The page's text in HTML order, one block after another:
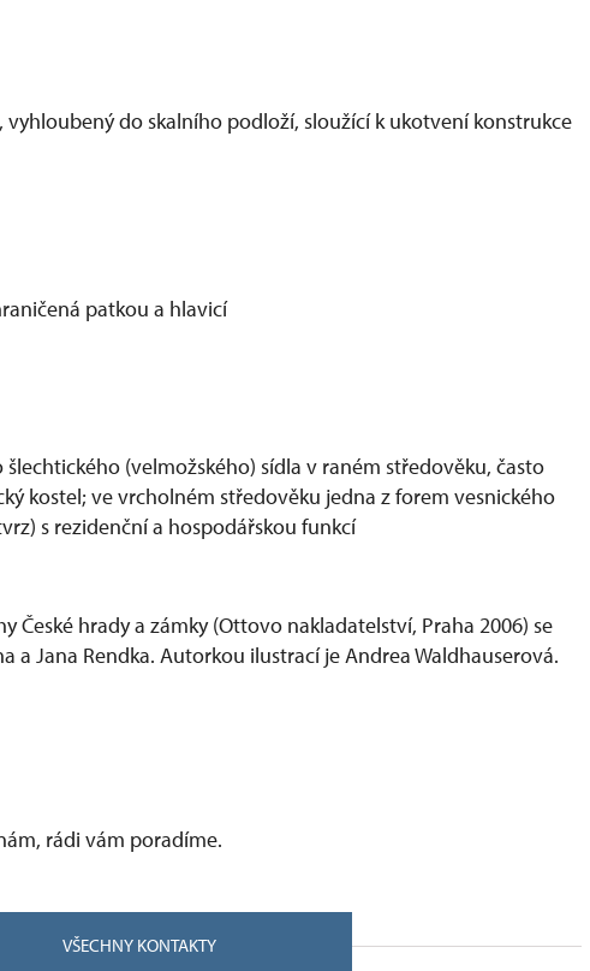
vyhloubený do skalního podloží, sloužící k ukotvení konstrukce
patkou a hlavicí
(velmožského) sídla v raném středověku, často
kostel; ve vrcholném středověku jedna z forem vesnického
s rezidenční a hospodářskou funkcí
České hrady a zámky (Ottovo nakladatelství, Praha 2006) se
a Jana Rendka. Autorkou ilustrací je Andrea Waldhauserová.
rádi vám poradíme.
VŠECHNY KONTAKTY